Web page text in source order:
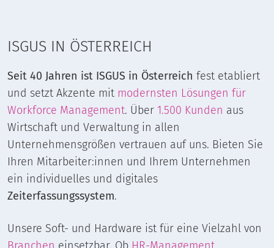
ISGUS IN ÖSTERREICH
Seit 40 Jahren ist ISGUS in Österreich fest etabliert
und setzt Akzente mit modernsten Lösungen für
Workforce Management. Über 1.500 Kunden aus
Wirtschaft und Verwaltung in allen
Unternehmensgrößen vertrauen auf uns. Bieten Sie
Ihren Mitarbeiter:innen und Ihrem Unternehmen
ein individuelles und digitales
Zeiterfassungssystem.
Unsere Soft- und Hardware ist für eine Vielzahl von